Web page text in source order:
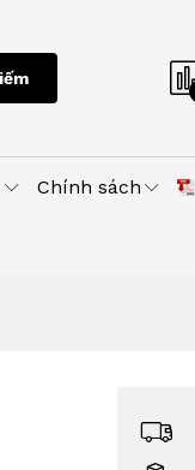
Chính sách